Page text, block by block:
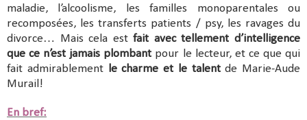
maladie, l’alcoolisme, les familles monoparentales ou
recomposées, les transferts patients / psy, les ravages du
divorce… Mais cela estfait avec tellement d’intelligence
que ce n’est jamais plombant pour le lecteur, et ce que qui
fait admirablement le charme et le talentde Marie-Aude
Murail!
En bref: